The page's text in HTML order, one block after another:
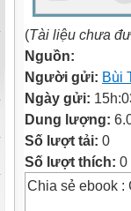
(Tài liệu chưa
Nguồn:
Người gửi: Bùi
Ngày gửi:
Dung lượng:
Số lượt tải: 0
Số lượt thích: 0
Chia sẻ ebook :